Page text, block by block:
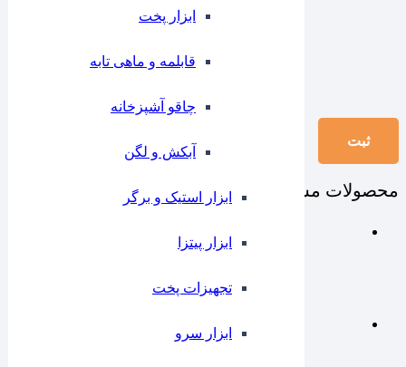
ابزار پخت
قابلمه و ماهی تابه
چاقو آشپزخانه
آبکش و لگن
ابزار استیک و برگر
ابزار پیتزا
تجهیزات پخت
ابزار سرو
محصولات مشابه